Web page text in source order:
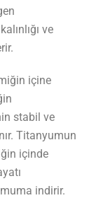
ve
içine
stabil ve
Titanyumun
içinde
indirir.